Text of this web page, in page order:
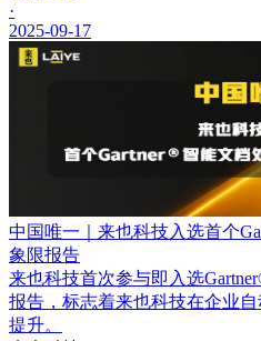
·
2025-09-17
中国唯一｜来也科技入选首个
象限报告
来也科技首次参与即入选
报告，标志着来也科技在企业
提升。